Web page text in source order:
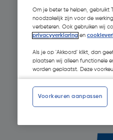
Om je beter te helpen, gebruikt
noodzakelijk zijn voor de
verbeteren. Ook gebruiken wij
privacyverklaring en
Als je op 'Akkoord' klikt, dan
plaatsen wij alleen functionele
worden geplaatst. Deze
Voorkeuren aanpassen